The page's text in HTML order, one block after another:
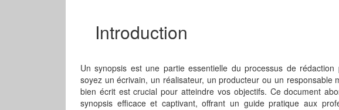
Introduction
Un synopsis est une partie essentielle du processus de
soyez un écrivain, un réalisateur, un producteur ou un responsable
bien écrit est crucial pour atteindre vos objectifs. Ce document
synopsis efficace et captivant, offrant un guide pratique aux